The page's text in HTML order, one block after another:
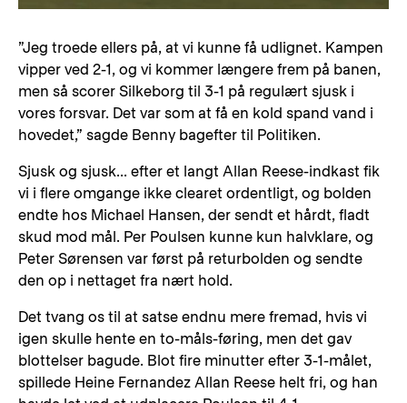
”Jeg troede ellers på, at vi kunne få udlignet. Kampen
vipper ved 2-1, og vi kommer længere frem på banen,
men så scorer Silkeborg til 3-1 på regulært sjusk i
vores forsvar. Det var som at få en kold spand vand i
hovedet,” sagde Benny bagefter til Politiken.
Sjusk og sjusk... efter et langt Allan Reese-indkast fik
vi i flere omgange ikke clearet ordentligt, og bolden
endte hos Michael Hansen, der sendt et hårdt, fladt
skud mod mål. Per Poulsen kunne kun halvklare, og
Peter Sørensen var først på returbolden og sendte
den op i nettaget fra nært hold.
Det tvang os til at satse endnu mere fremad, hvis vi
igen skulle hente en to-måls-føring, men det gav
blottelser bagude. Blot fire minutter efter 3-1-målet,
spillede Heine Fernandez Allan Reese helt fri, og han